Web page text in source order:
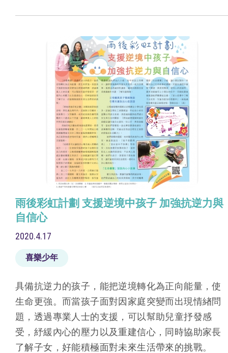
雨後彩虹計劃 支援逆境中孩子 加強抗逆力與
自信心
2020.4.17
喜樂少年
具備抗逆力的孩子，能把逆境轉化為正向能量，使
生命更強。而當孩子面對因家庭突變而出現情緖問
題，透過專業人士的支援，可以幫助兒童抒發感
受，紓緩內心的壓力以及重建信心，同時協助家長
了解子女，好能積極面對未來生活帶來的挑戰。